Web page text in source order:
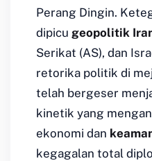
Perang Dingin.
dipicu geopolitik
Serikat (AS), dan
retorika politik di
telah bergeser
kinetik yang
ekonomi dan
kegagalan total